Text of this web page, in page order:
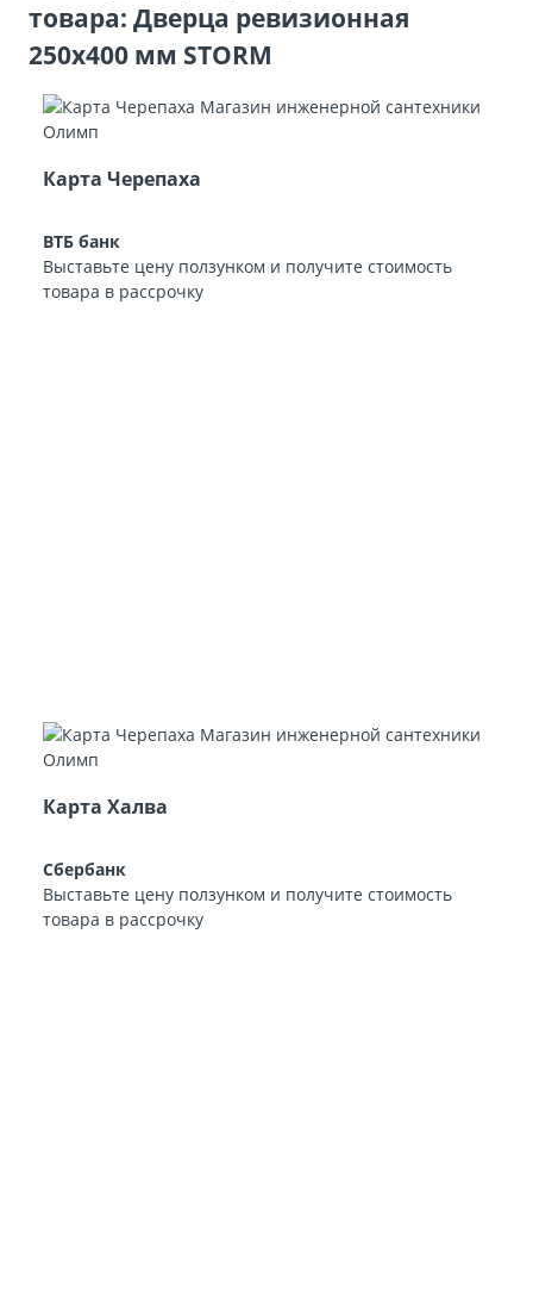
товара: Дверца ревизионная
250х400 мм STORM
Карта Черепаха
ВТБ банк
Выставьте цену ползунком и получите стоимость
товара в рассрочку
Карта Халва
Сбербанк
Выставьте цену ползунком и получите стоимость
товара в рассрочку